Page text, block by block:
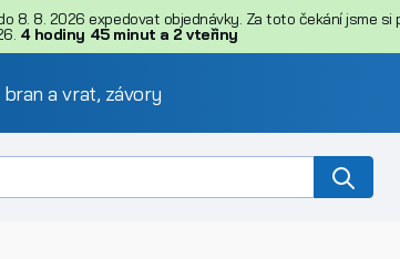
8. 8. 2026 expedovat objednávky. Za toto čekání jsme si
4 hodiny 45 minut a 1 vteřina
a vrat, závory